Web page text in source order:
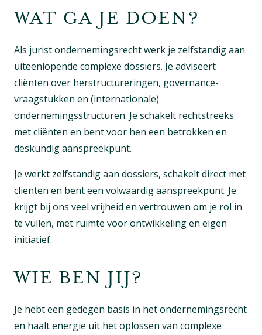
WAT GA JE DOEN?
Als jurist ondernemingsrecht werk je zelfstandig aan
uiteenlopende complexe dossiers. Je adviseert
cliënten over herstructureringen, governance-
vraagstukken en (internationale)
ondernemingsstructuren. Je schakelt rechtstreeks
met cliënten en bent voor hen een betrokken en
deskundig aanspreekpunt.
Je werkt zelfstandig aan dossiers, schakelt direct met
cliënten en bent een volwaardig aanspreekpunt. Je
krijgt bij ons veel vrijheid en vertrouwen om je rol in
te vullen, met ruimte voor ontwikkeling en eigen
initiatief.
WIE BEN JIJ?
Je hebt een gedegen basis in het ondernemingsrecht
en haalt energie uit het oplossen van complexe